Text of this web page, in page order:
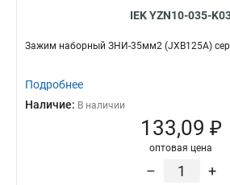
IEK YZN10-035-
Зажим наборный ЗНИ-35мм2 (JXB125А)
Подробнее
Наличие: В наличии
133,09 ₽
оптовая цена
– +